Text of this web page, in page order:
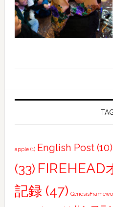
目
的
apple(1) English Post(10)
(33) FIREHEAD
記録 (47)